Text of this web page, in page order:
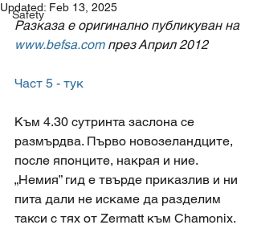
Safety
Updated: Feb 13, 2025
Разказа е оригинално публикуван на
www.befsa.com през Април 2012
Част 5 - тук
Към 4.30 сутринта заслона се
размърдва. Първо новозеландците,
после японците, накрая и ние.
„Немия” гид е твърде приказлив и ни
пита дали не искаме да разделим
такси с тях от Zermatt към Chamonix.